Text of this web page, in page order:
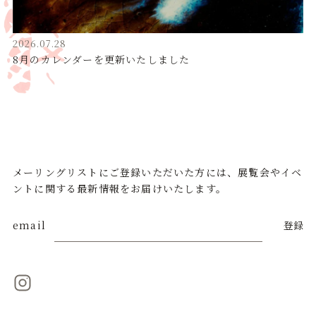
2026.07.28
8月のカレンダーを更新いたしました
メーリングリストにご登録いただいた方には、展覧会やイベ
ントに関する最新情報をお届けいたします。
email 登録